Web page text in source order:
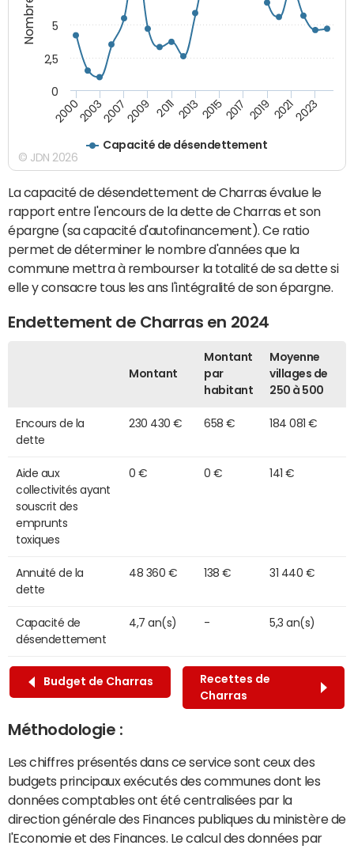
Capacité de désendettement
2000200320072009 2011 2013 20152017 2019 20212023
0
2,5
5
© JDN 2026
La capacité de désendettement de Charras évalue le
rapport entre l'encours de la dette de Charras et son
épargne (sa capacité d'autofinancement). Ce ratio
permet de déterminer le nombre d'années que la
commune mettra à rembourser la totalité de sa dette si
elle y consacre tous les ans l'intégralité de son épargne.
Endettement de Charras en 2024
Montant
Montant
par
habitant
Moyenne
villages de
250 à 500
Encours de la
dette
230 430 € 658 € 184 081 €
Aide aux
collectivités ayant
souscrit des
emprunts
toxiques
0 € 0 € 141 €
Annuité de la
dette
48 360 € 138 € 31 440 €
Capacité de
désendettement
4,7 an(s) - 5,3 an(s)
Budget de Charras
Recettes de
Charras
Méthodologie :
Les chiffres présentés dans ce service sont ceux des
budgets principaux exécutés des communes dont les
données comptables ont été centralisées par la
direction générale des Finances publiques du ministère de
l'Economie et des Finances. Le calcul des données par